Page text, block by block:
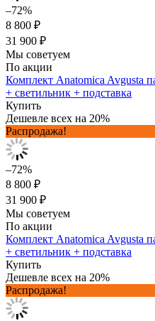
–72%
8 800 ₽
31 900 ₽
Мы советуем
По акции
Комплект Anatomica Avgusta
+ светильник + подставка
Купить
Дешевле всех на 20%
Распродажа!
–72%
8 800 ₽
31 900 ₽
Мы советуем
По акции
Комплект Anatomica Avgusta
+ светильник + подставка
Купить
Дешевле всех на 20%
Распродажа!